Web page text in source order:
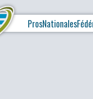
ProsNationales